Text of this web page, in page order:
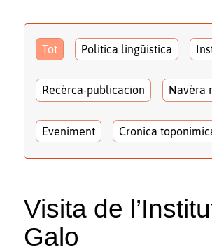
Tot Politica lingüistica
Recèrca-publicacion Navèra
Eveniment Cronica
Visita de
Galo